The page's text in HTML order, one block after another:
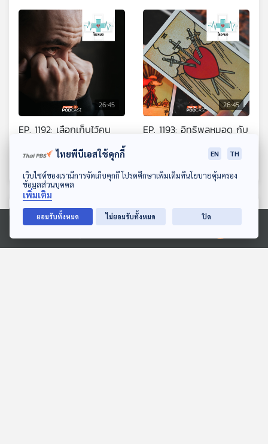
ดาวน์โหลด Thai PBS Podcast Application
Ⓒ 2020 องค์การกระจายเสียงและแพร่ภาพสาธารณะแห่งประเทศไทย
26:45
EP. 1192: เลือกเก็บไว้คน
น่าไว้ใจ ทั้งที่อยากขอความ
ช่วยเหลือ
โรงหมอ
26:45
EP. 1193: อิทธิพลหมอดู กับ
เนื้อคู่ ความรัก และความ
ตอนที่เกี่ยวข้อง
ไทยพีบีเอสใช้คุกกี้ EN TH
เว็บไซต์ของเรามีการจัดเก็บคุกกี้ โปรดศึกษาเพิ่มเติมที่นโยบายคุ้มครอง
ข้อมูลส่วนบุคคล
เพิ่มเติม
ยอมรับทั้งหมด ไม่ยอมรับทั้งหมด ปิด